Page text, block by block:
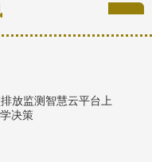
放监测智慧云平台上
决策